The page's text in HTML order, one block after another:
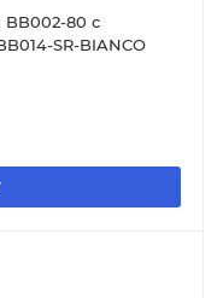
BB002-80 с
SR-BIANCO